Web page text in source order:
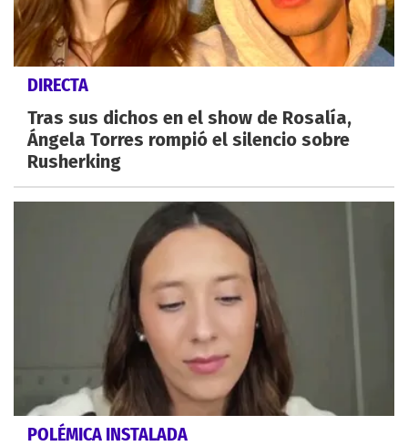
DIRECTA
Tras sus dichos en el show de Rosalía,
Ángela Torres rompió el silencio sobre
Rusherking
POLÉMICA INSTALADA